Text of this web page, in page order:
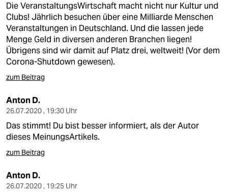
Die VeranstaltungsWirtschaft macht nicht nur Kultur und
Clubs! Jährlich besuchen über eine Milliarde Menschen
Veranstaltungen in Deutschland. Und die lassen jede
Menge Geld in diversen anderen Branchen liegen!
Übrigens sind wir damit auf Platz drei, weltweit! (Vor dem
Corona-Shutdown gewesen).
zum Beitrag
Anton D.
26.07.2020 , 19:30 Uhr
Das stimmt! Du bist besser informiert, als der Autor
dieses MeinungsArtikels.
zum Beitrag
Anton D.
26.07.2020 , 19:25 Uhr